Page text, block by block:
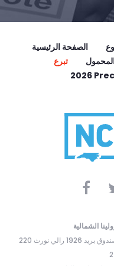
الصفحة الرئيسية
تبرع
2026
الشمالية
220 شارع هيلزبره رالي، نورث كارولينا 27603 | صندوق بريد 1926 رالي نورث